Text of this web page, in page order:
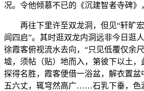
况。令他倾慕不已的《沉建智者寺碑》
再往下里许至双龙洞，但见“轩旷宏
闾四启”。其时逛双龙内洞远非今日逛
徐霞客俯视流水去向，“只见低覆仅余
墟，须帖（贴）地而入，第彼下以土，
探得名胜，霞客便借一浴盆，解衣置盆
五六丈，辄穹然高广……石乳下垂，色